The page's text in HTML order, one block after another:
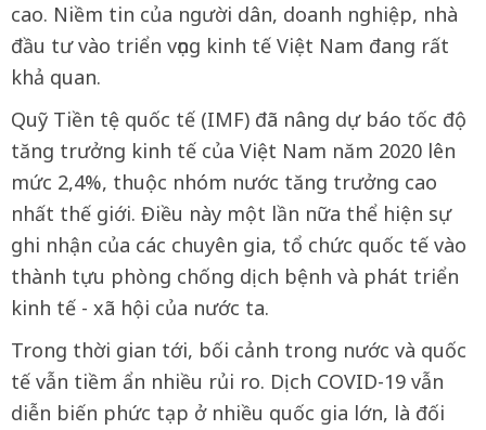
cao. Niềm tin của người dân, doanh nghiệp, nhà
đầu tư vào triển vọng kinh tế Việt Nam đang rất
khả quan.
Quỹ Tiền tệ quốc tế (IMF) đã nâng dự báo tốc độ
tăng trưởng kinh tế của Việt Nam năm 2020 lên
mức 2,4%, thuộc nhóm nước tăng trưởng cao
nhất thế giới. Điều này một lần nữa thể hiện sự
ghi nhận của các chuyên gia, tổ chức quốc tế vào
thành tựu phòng chống dịch bệnh và phát triển
kinh tế - xã hội của nước ta.
Trong thời gian tới, bối cảnh trong nước và quốc
tế vẫn tiềm ẩn nhiều rủi ro. Dịch COVID-19 vẫn
diễn biến phức tạp ở nhiều quốc gia lớn, là đối